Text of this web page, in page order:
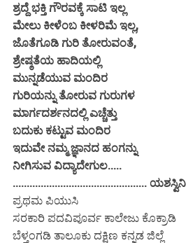
ಶ್ರದ್ದೆ ಭಕ್ತಿ ಗೌರವಕ್ಕೆ ಸಾಟಿ ಇಲ್ಲ
ಮೇಲು ಕೀಳೆಂಬ ಕೀಳರಿಮೆ ಇಲ್ಲ,
ಜೊತೆಗೂಡಿ ಗುರಿ ತೋರುವಂತೆ,
ಶ್ರೇಷ್ಠತೆಯ ಹಾದಿಯಲ್ಲಿ
ಮುನ್ನಡೆಯುವ ಮಂದಿರ
ಗುರಿಯನ್ನು ತೋರುವ ಗುರುಗಳ
ಮಾರ್ಗದರ್ಶನದಲ್ಲಿ ಎಚ್ಚೆತ್ತು
ಬದುಕು ಕಟ್ಟುವ ಮಂದಿರ
ಇದುವೇ ನಮ್ಮ ಜ್ಞಾನದ ಹಂಗನ್ನು
ನೀಗಿಸುವ ವಿದ್ಯಾದೇಗುಲ.....
................................................ ಯಶಸ್ವಿನಿ
ಪ್ರಥಮ ಪಿಯುಸಿ
ಸರಕಾರಿ ಪದವಿಪೂರ್ವ ಕಾಲೇಜು ಕೊಕ್ರಾಡಿ
ಬೆಳ್ತಂಗಡಿ ತಾಲೂಕು ದಕ್ಷಿಣ ಕನ್ನಡ ಜಿಲ್ಲೆ